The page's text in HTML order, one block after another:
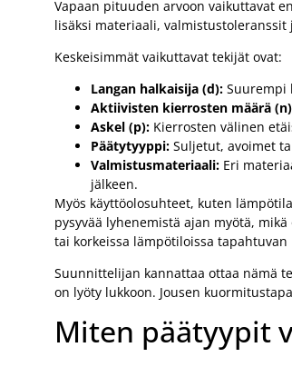
Vapaan pituuden arvoon vaikuttavat
lisäksi materiaali,
Keskeisimmät vaikuttavat tekijät ovat:
Langan halkaisija (d): Suurempi
Aktiivisten kierrosten määrä
Askel (p): Kierrosten välinen
Päätytyyppi: Suljetut, avoimet
Valmistusmateriaali: Eri
jälkeen.
Myös käyttöolosuhteet, kuten
pysyvää lyhenemistä ajan myötä,
tai korkeissa lämpötiloissa tapahtuvan
Suunnittelijan kannattaa ottaa nämä
on lyöty lukkoon. Jousen
Miten päätyypit